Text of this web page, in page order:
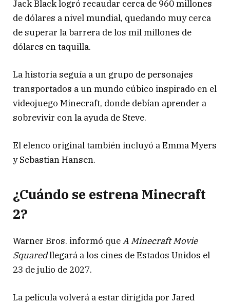
Jack Black logró recaudar cerca de 960 millones
de dólares a nivel mundial, quedando muy cerca
de superar la barrera de los mil millones de
dólares en taquilla.
La historia seguía a un grupo de personajes
transportados a un mundo cúbico inspirado en el
videojuego Minecraft, donde debían aprender a
sobrevivir con la ayuda de Steve.
El elenco original también incluyó aEmma Myers
ySebastian Hansen.
¿Cuándo se estrena Minecraft
2?
Warner Bros. informó queA Minecraft Movie
Squaredllegará a los cines de Estados Unidos el
23 de julio de 2027.
La película volverá a estar dirigida por Jared